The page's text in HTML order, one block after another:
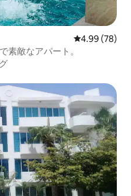
レビュー78
4.99 (78)
素敵なアパート。